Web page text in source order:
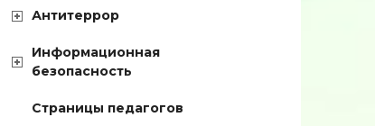
Антитеррор
Информационная
безопасность
Страницы педагогов